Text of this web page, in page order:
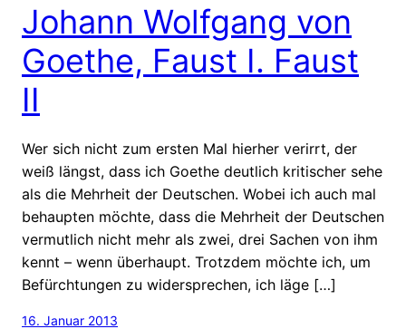
Johann Wolfgang von
Goethe, Faust I. Faust
II
Wer sich nicht zum ersten Mal hierher verirrt, der
weiß längst, dass ich Goethe deutlich kritischer sehe
als die Mehrheit der Deutschen. Wobei ich auch mal
behaupten möchte, dass die Mehrheit der Deutschen
vermutlich nicht mehr als zwei, drei Sachen von ihm
kennt – wenn überhaupt. Trotzdem möchte ich, um
Befürchtungen zu widersprechen, ich läge […]
16. Januar 2013